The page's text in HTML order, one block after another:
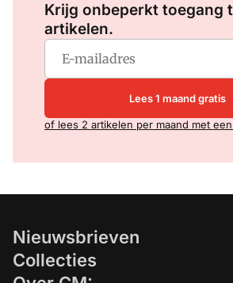
Krijg onbeperkt toegang
artikelen.
Lees 1 maand gratis
of lees 2 artikelen per maand met
Nieuwsbrieven
Collecties